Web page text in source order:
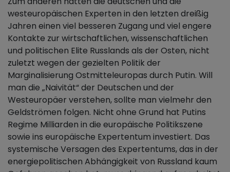
westeuropäischen Experten in den letzten dreißig
Jahren einen viel besseren Zugang und viel engere
Kontakte zur wirtschaftlichen, wissenschaftlichen
und politischen Elite Russlands als der Osten, nicht
zuletzt wegen der gezielten Politik der
Marginalisierung Ostmitteleuropas durch Putin. Will
man die „Naivität“ der Deutschen und der
Westeuropäer verstehen, sollte man vielmehr den
Geldströmen folgen. Nicht ohne Grund hat Putins
Regime Milliarden in die europäische Politikszene
sowie ins europäische Expertentum investiert. Das
systemische Versagen des Expertentums, das in der
energiepolitischen Abhängigkeit von Russland kaum